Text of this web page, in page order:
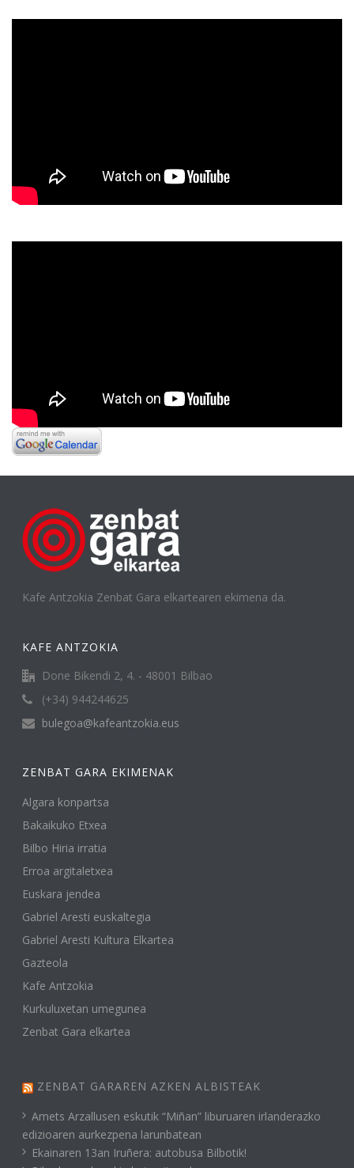
Kafe Antzokia Zenbat Gara elkartearen ekimena da.
KAFE ANTZOKIA
Done Bikendi 2, 4. - 48001 Bilbao
(+34) 944244625
bulegoa@kafeantzokia.eus
ZENBAT GARA EKIMENAK
Algara konpartsa
Bakaikuko Etxea
Bilbo Hiria irratia
Erroa argitaletxea
Euskara jendea
Gabriel Aresti euskaltegia
Gabriel Aresti Kultura Elkartea
Gazteola
Kafe Antzokia
Kurkuluxetan umegunea
Zenbat Gara elkartea
ZENBAT GARAREN AZKEN ALBISTEAK
Amets Arzallusen eskutik “Miñan” liburuaren irlanderazko
edizioaren aurkezpena larunbatean
Ekainaren 13an Iruñera: autobusa Bilbotik!